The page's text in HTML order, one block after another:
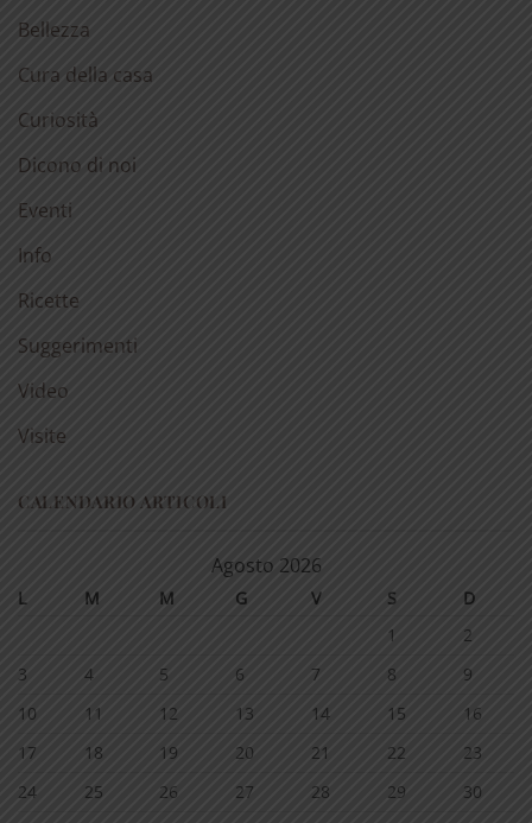
Bellezza
Cura della casa
Curiosità
Dicono di noi
Eventi
Info
Ricette
Suggerimenti
Video
Visite
CALENDARIO ARTICOLI
Agosto 2026
L M M G V S
D
1
2
3
4 5 6 7 8
9
10
11 12 13 14 15
16
17
18 19 20 21 22
23
24
25 26 27 28 29
30